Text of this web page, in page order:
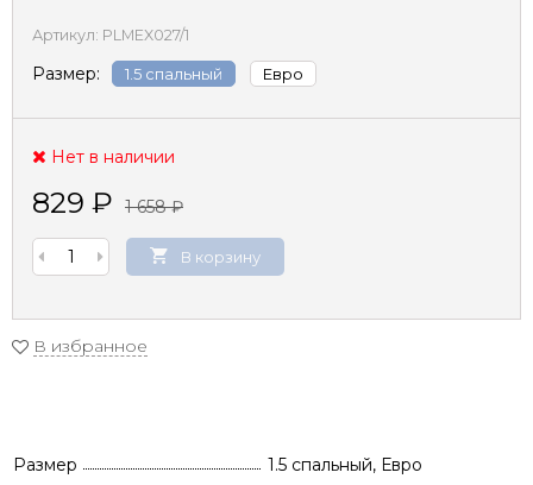
Артикул: PLMEX027/1
Размер: 1.5 спальный Евро
Нет в наличии
829 ₽ 1 658₽
В корзину
В избранное
Размер
1.5 спальный, Евро